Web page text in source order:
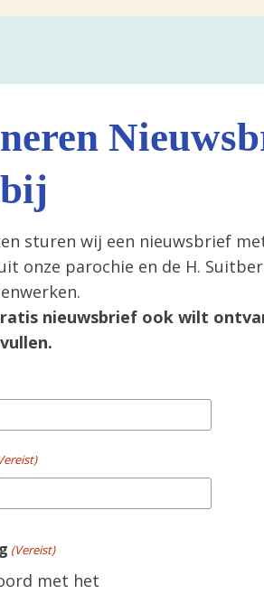
sturen wij een nieuwsbrief
onze parochie en de H.
nieuwsbrief ook wilt
(Vereist)
met het